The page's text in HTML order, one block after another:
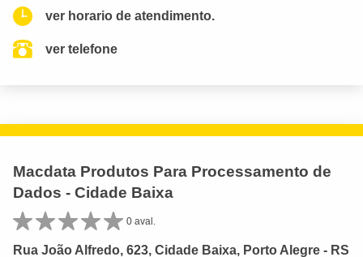
ver horario de atendimento.
ver telefone
Macdata Produtos Para Processamento de
Dados - Cidade Baixa
0 aval.
Rua João Alfredo, 623, Cidade Baixa, Porto Alegre - RS